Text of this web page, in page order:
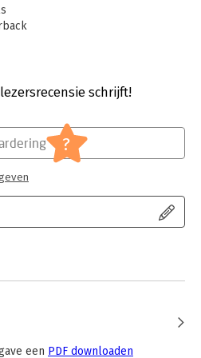
2024
en loopbaan
schrijft!
?
een PDF downloaden